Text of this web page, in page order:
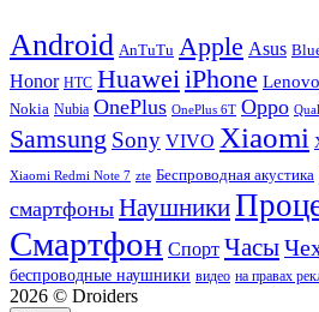
Android AnTuTu Apple Asus
Honor HTC Huawei iPhone Lenovo
Nokia Nubia OnePlus OnePlus 6T Oppo
Samsung Sony VIVO Xiaomi
Xiaomi Redmi Note 7 zte Беспроводная акустика
смартфоны Наушники
Смартфон Спорт Часы
беспроводные наушники видео на правах
2026 © Droiders